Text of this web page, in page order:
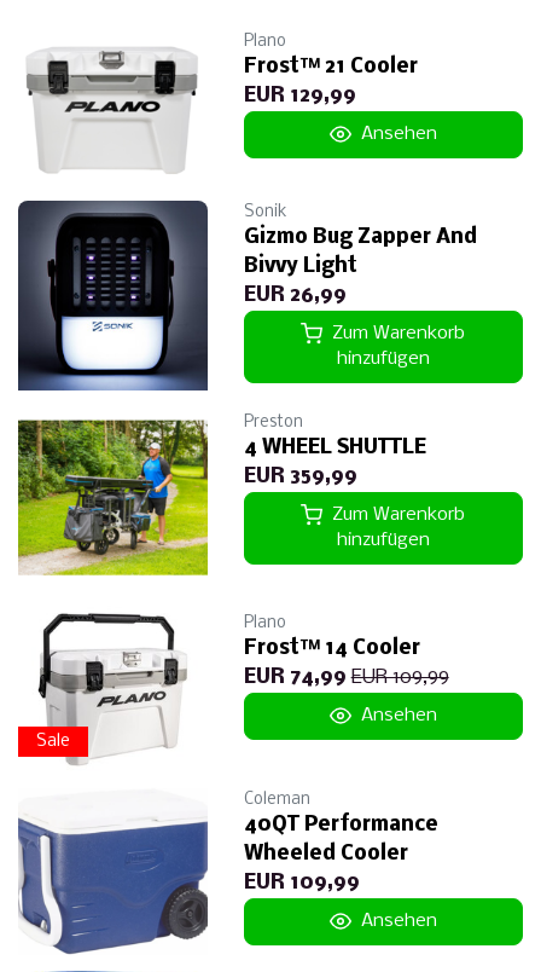
Plano
Frost™ 21 Cooler
EUR 129,99
Ansehen
Sonik
Gizmo Bug Zapper And
Bivvy Light
EUR 26,99
Zum Warenkorb
hinzufügen
Preston
4 WHEEL SHUTTLE
EUR 359,99
Zum Warenkorb
hinzufügen
Sale
Plano
Frost™ 14 Cooler
EUR 74,99 EUR 109,99
Ansehen
Coleman
40QT Performance
Wheeled Cooler
EUR 109,99
Ansehen